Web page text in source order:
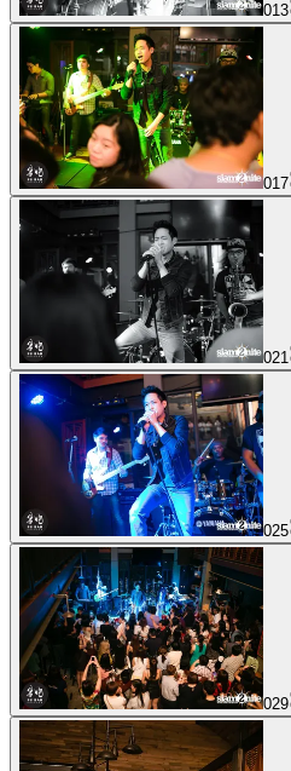
013
017
021
025
029